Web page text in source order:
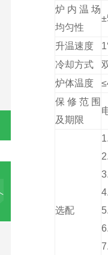
炉内温场
均匀性
升温速度
冷却方式
炉体温度
保修范围
及期限
选配